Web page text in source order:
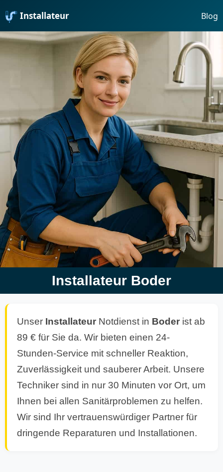
Installateur Blog
Installateur Boder
Unser Installateur Notdienst in Boder ist ab
89 € für Sie da. Wir bieten einen 24-
Stunden-Service mit schneller Reaktion,
Zuverlässigkeit und sauberer Arbeit. Unsere
Techniker sind in nur 30 Minuten vor Ort, um
Ihnen bei allen Sanitärproblemen zu helfen.
Wir sind Ihr vertrauenswürdiger Partner für
dringende Reparaturen und Installationen.